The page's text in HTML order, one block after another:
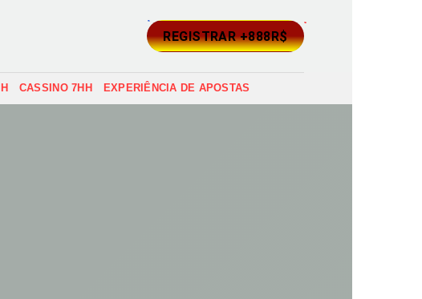
REGISTRAR +888R$
CASSINO 7HH EXPERIÊNCIA DE APOSTAS